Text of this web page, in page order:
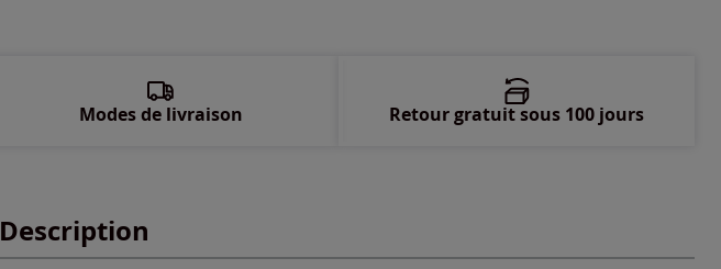
Description
Modes de livraison Retour gratuit sous 100 jours